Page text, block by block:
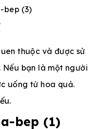
thuộc và được sử
bạn là một người
uống từ hoa quả.